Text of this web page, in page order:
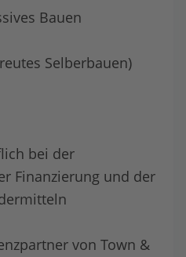
Bauen
Selberbauen)
bei der
Finanzierung und der
von Town &